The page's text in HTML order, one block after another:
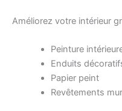
Améliorez votre intérieur
Peinture
Enduits
Papier peint
Revêtements